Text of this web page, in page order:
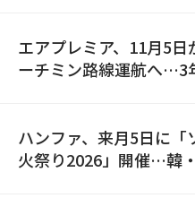
エアプレミア、11月5日
ーチミン路線運航へ…3
ハンファ、来月5日に「
火祭り2026」開催…韓